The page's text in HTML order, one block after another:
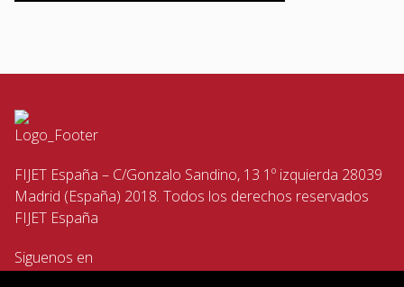
FIJET España – C/Gonzalo Sandino, 13 1º izquierda 28039
Madrid (España) 2018. Todos los derechos reservados
FIJET España
Siguenos en